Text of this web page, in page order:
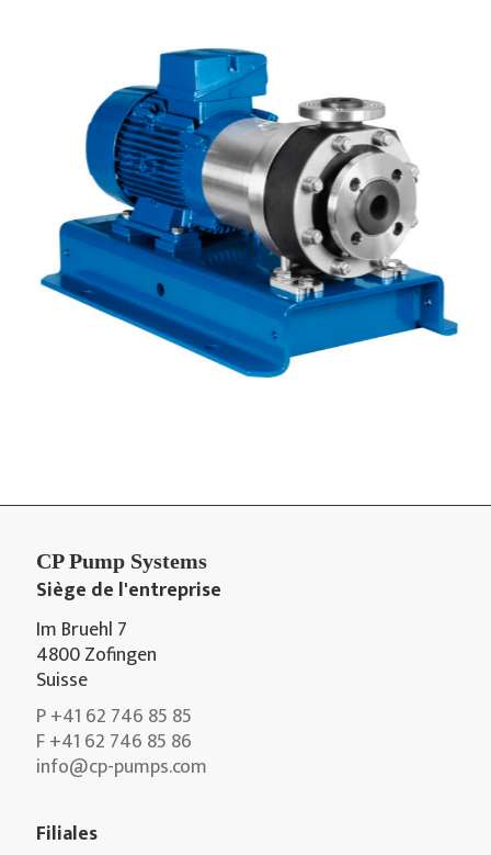
CP Pump Systems
Siège de l'entreprise
Im Bruehl 7
4800 Zofingen
Suisse
P +41 62 746 85 85
F +41 62 746 85 86
info@cp-pumps.com
Filiales